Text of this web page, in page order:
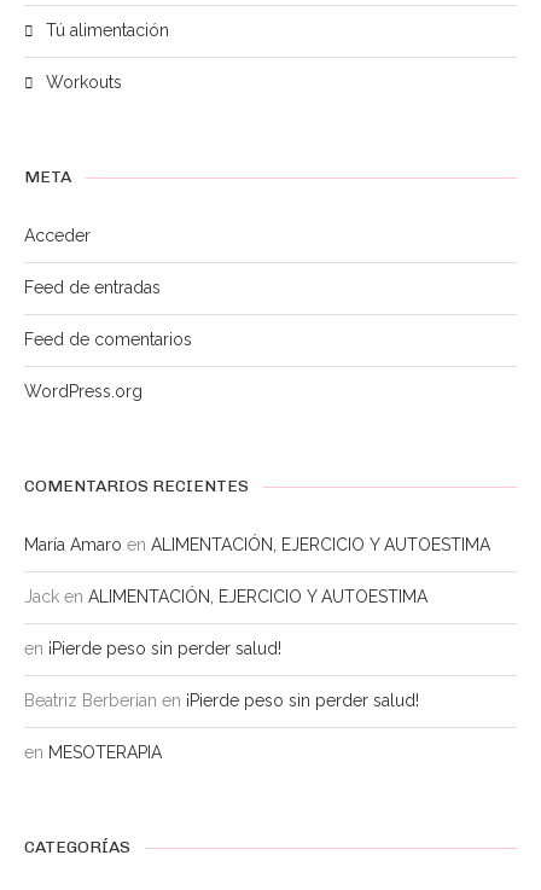
Tú alimentación
Workouts
META
Acceder
Feed de entradas
Feed de comentarios
WordPress.org
COMENTARIOS RECIENTES
María Amaro en ALIMENTACIÓN, EJERCICIO Y AUTOESTIMA
Jack en ALIMENTACIÓN, EJERCICIO Y AUTOESTIMA
en ¡Pierde peso sin perder salud!
Beatriz Berberian en ¡Pierde peso sin perder salud!
en MESOTERAPIA
CATEGORÍAS